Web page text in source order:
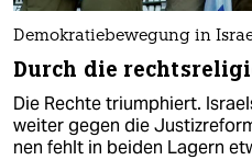
Demokratiebewegung in
Durch die
Die Rechte triumphiert.
weiter gegen die
nen fehlt in beiden Lagern